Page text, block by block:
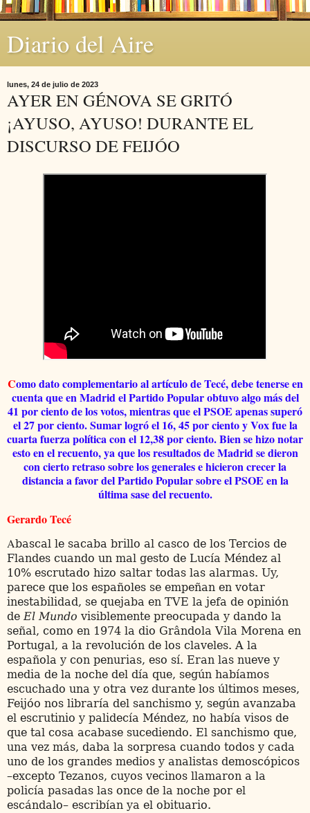
Diario del Aire
lunes, 24 de julio de 2023
AYER EN GÉNOVA SE GRITÓ
¡AYUSO, AYUSO! DURANTE EL
DISCURSO DE FEIJÓO
Como dato complementario al artículo de Tecé, debe tenerse en
cuenta que en Madrid el Partido Popular obtuvo algo más del
41 por ciento de los votos, mientras que el PSOE apenas superó
el 27 por ciento. Sumar logró el 16, 45 por ciento y Vox fue la
cuarta fuerza política con el 12,38 por ciento. Bien se hizo notar
esto en el recuento, ya que los resultados de Madrid se dieron
con cierto retraso sobre los generales e hicieron crecer la
distancia a favor del Partido Popular sobre el PSOE en la
última sase del recuento.
Gerardo Tecé
Abascal le sacaba brillo al casco de los Tercios de
Flandes cuando un mal gesto de Lucía Méndez al
10% escrutado hizo saltar todas las alarmas. Uy,
parece que los españoles se empeñan en votar
inestabilidad, se quejaba en TVE la jefa de opinión
deEl Mundo visiblemente preocupada y dando la
señal, como en 1974 la dio Grândola Vila Morena en
Portugal, a la revolución de los claveles. A la
española y con penurias, eso sí. Eran las nueve y
media de la noche del día que, según habíamos
escuchado una y otra vez durante los últimos meses,
Feijóo nos libraría del sanchismo y, según avanzaba
el escrutinio y palidecía Méndez, no había visos de
que tal cosa acabase sucediendo. El sanchismo que,
una vez más, daba la sorpresa cuando todos y cada
uno de los grandes medios y analistas demoscópicos
–excepto Tezanos, cuyos vecinos llamaron a la
policía pasadas las once de la noche por el
escándalo– escribían ya el obituario.